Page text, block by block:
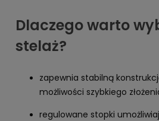
Dlaczego warto
stelaż?
zapewnia stabilną
możliwości szybkiego
regulowane stopki